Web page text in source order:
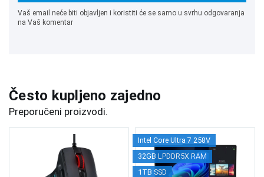
Vaš email neće biti objavljen i koristiti će se samo u svrhu odgovaranja
na Vaš komentar
Često kupljeno zajedno
Preporučeni proizvodi.
Intel Core Ultra 7 258V
32GB LPDDR5X RAM
1TB SSD